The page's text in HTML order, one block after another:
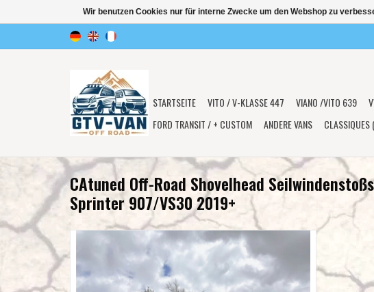
STARTSEITE VITO / V-KLASSE 447 VIANO /VITO 639
FORD TRANSIT / + CUSTOM
ANDERE VANS
CAtuned Off-Road Shovelhead
Sprinter 907/VS30 2019+
Wir benutzen Cookies nur für interne Zwecke um den Webshop zu